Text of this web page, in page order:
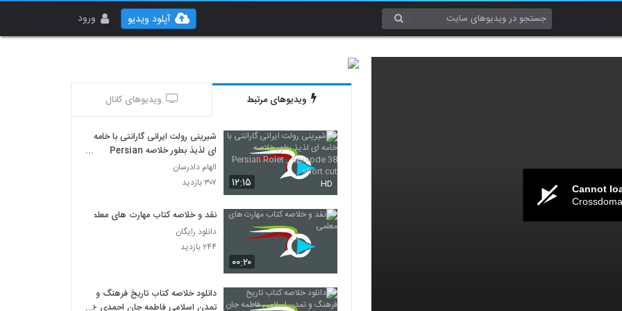
ورود آپلود ویدیو
Cannot
ویدیوهای مرتبط ویدیوهای کانال
۱۲:۱۵ HD
شیرینی رولت ایرانی گارانتی با خامه
ای لذیذ بطور خلاصه Persian
Rolet _ Episode 38 short cut
الهام دادرسان
۳۰۷ بازدید
۰۰:۲۰
نقد و خلاصه کتاب مهارت های معلمی
دانلود رایگان
۲۴۴ بازدید
دانلود خلاصه کتاب تاریخ فرهنگ و
تمدن اسلامی فاطمه جان احمدی +